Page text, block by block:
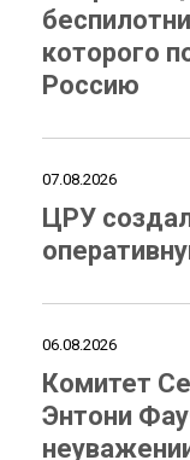
которого
Россию
07.08.2026
ЦРУ
06.08.2026
Комитет
Энтони